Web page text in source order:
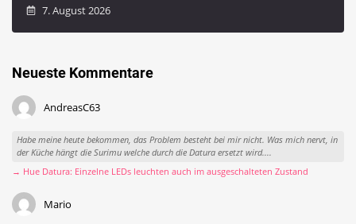
7. August 2026
Neueste Kommentare
AndreasC63
Habe meine heute bekommen, das Problem besteht bei mir nicht. Was mich nervt, in
der Küche hängt die Surimu welche durch die Datura ersetzt wird....
→ Hue Datura: Einzelne LEDs leuchten auch im ausgeschalteten Zustand
Mario